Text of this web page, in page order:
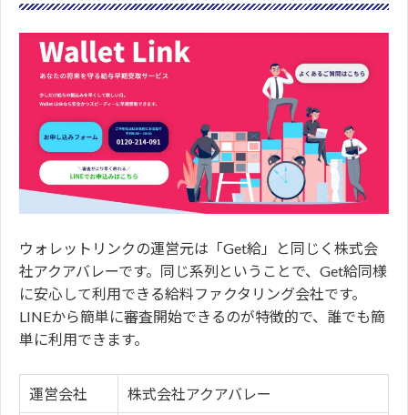
ウォレットリンクの運営元は「Get給」と同じく株式会
社アクアバレーです。同じ系列ということで、Get給同様
に安心して利用できる給料ファクタリング会社です。
LINEから簡単に審査開始できるのが特徴的で、誰でも簡
単に利用できます。
運営会社 株式会社アクアバレー